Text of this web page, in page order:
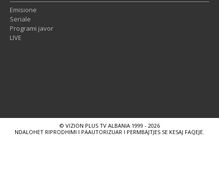
Emisione
Seriale
Programi javor
LIVE
© VIZION PLUS TV ALBANIA 1999 - 2026
NDALOHET RIPRODHIMI I PAAUTORIZUAR I PERMBAJTJES SE KESAJ FAQEJE.